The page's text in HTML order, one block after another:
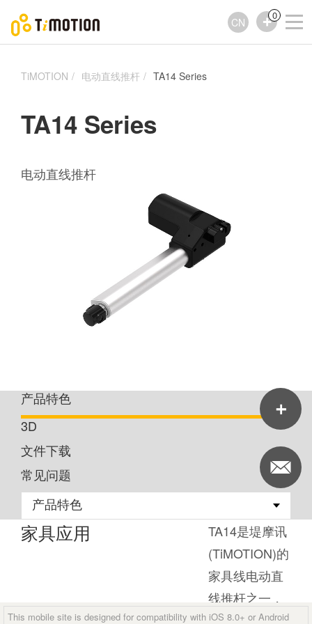
CN
0
TiMOTION 电动直线推杆 TA14 Series
TA14 Series
电动直线推杆
产品特色
3D
文件下载
常见问题
家具应用
TA14是堤摩讯
(TiMOTION)的
家具线电动直
线推杆之一，
可用于休闲椅
This mobile site is designed for compatibility with iOS 8.0+ or Android